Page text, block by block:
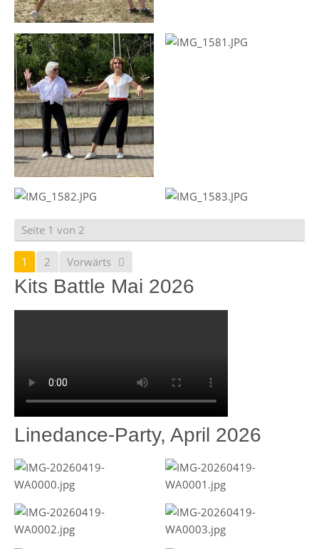
Seite 1 von 2
1 2 Vorwärts
Kits Battle Mai 2026
Linedance-Party, April 2026